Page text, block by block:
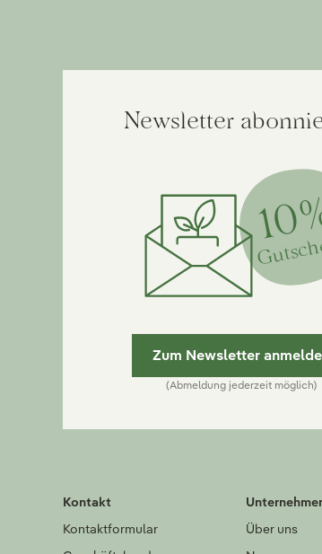
Newsletter
Zum Newsletter
(Abmeldung jederzeit möglich)
Kontakt
Kontaktformular
Über uns